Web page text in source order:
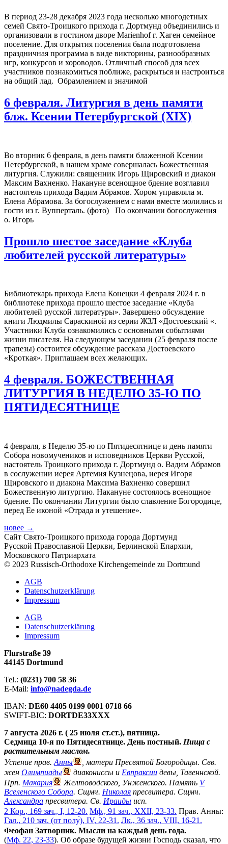
В период 23-28 декабря 2023 года несколько многодетных
семей Свято-Троицкого прихода г. Дортмунд объединились и
организовали в гостином дворе Marienhof г. Хаген семейное
поселение. Для открытия поселения была подготовлена
праздничная программа в виде викторины, разнообразных
игр, конкурсов и хороводов. Отличный способ для всех
участников познакомиться поближе, раскрыться и настроиться
на общий лад. Обрамлением и значимой
6 февраля. Литургия в день памяти
блж. Ксении Петербургской (XIX)
Во вторник 6 февраля, в день памяти блаженной Ксении
Петербургской, в нашем храме совершалась Божественная
литургия. Служили: священник Игорь Щировский и диакон
Максим Вахненко. Накануне всенощное бдение возглавил
настоятель прихода Вадим Абрамов. Хором управляла м.
Елена Абрамова. За богослужением с нами вместе молились и
гости из г. Вупперталь. (фото) По окончании богослужения
о. Игорь
Прошло шестое заседание «Клуба
любителей русской литературы»
Библиотекарь прихода Елена Конецки 4 февраля 2024 г. в
библиотеке прихода прошло шестое заседание «Клуба
любителей русской литературы». Завершено обсуждение
книги Людмилы Сараскиной из серии ЖЗЛ «Достоевский «.
Участники Клуба ознакомились с основными событиями
жизни писателя. На следующем заседании (25 февраля после
трапезы) состоится обсуждение рассказа Достоевского
«Кроткая». Приглашаем всех желающих.
4 февраля. БОЖЕСТВЕННАЯ
ЛИТУРГИЯ В НЕДЕЛЮ 35-Ю ПО
ПЯТИДЕСЯТНИЦЕ
4 февраля, в Неделю 35-ю по Пятидесятнице и день памяти
Собора новомучеников и исповедников Церкви Русской,
настоятель Троицкого прихода г. Дортмунд о. Вадим Абрамов
в сослужении иерея Артемия Кузнецова, иерея Игоря
Щировского и диакона Максима Вахненко совершил
Божественную литургию. Накануне состоялось всенощное
бдение. По окончании Литургии было славление Богородице,
перед Ее иконой «Отрада и утешение».
новее →
Сайт Свято-Троицкого прихода города Дортмунд
Русской Православной Церкви, Берлинской Епархии,
Московского Патриархата
© 2023 Russisch-Orthodoxe Kirchengemeinde zu Dortmund
АGB
Datenschutzerklärung
Impressum
АGB
Datenschutzerklärung
Impressum
Flurstraße 39
44145 Dortmund
Tel.: (0231) 700 58 36
E-Mail: info@nadegda.de
IBAN: DE60 4405 0199 0001 0718 66
SWIFT-BIC: DORTDE33XXX
7 августа 2026 г. ( 25 июля ст.ст.), пятница.
Седмица 10-я по Пятидесятнице. День постный. Пища с
растительным маслом.
Успение прав. Анны
, матери Пресвятой Богородицы. Свв.
жен Олимпиады диакониссы и Евпраксии девы, Тавеннской.
Прп. Макария Желтоводского, Унженского. Память V
Вселенского Собора. Сщмч. Николая пресвитера. Сщмч.
Александра пресвитера. Св. Ираиды исп.
2 Кор., 169 зач., I, 12-20. Мф., 91 зач., XXII, 23-33. Прав. Анны:
Гал., 210 зач. (от полу́), IV, 22-31. Лк., 36 зач., VIII, 16-21.
Феофан Затворник. Мысли на каждый день года.
(Мф. 22, 23-33). Об образе будущей жизни Господь сказал, что